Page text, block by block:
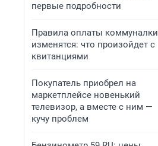
первые подробности
Правила оплаты коммуналки
изменятся: что произойдет с
квитанциями
Покупатель приобрел на
маркетплейсе новенький
телевизор, а вместе с ним —
кучу проблем